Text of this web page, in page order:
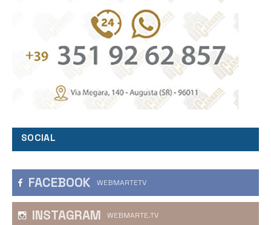
SOCIAL
FACEBOOK WEBMARTETV
INSTAGRAM WEBMARTE.TV